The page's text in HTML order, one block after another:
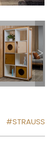
STRAUSS